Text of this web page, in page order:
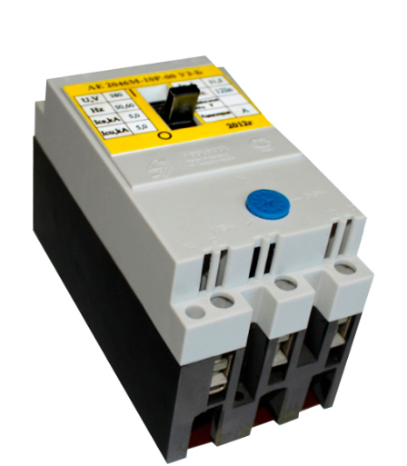
Стремянки с
Стремянки с
опорой
Ширмы
РЗА (шторы)
Штендеры
Щиты
диэлектрические